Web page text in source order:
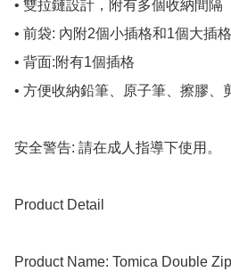
• 雙拉鏈設計，附有多個收納間隔
• 前袋: 內附2個小插格和1個大插格
• 背面:附有1個插格
• 方便收納鉛筆、原子筆、擦膠、
安全警告: 請在成人指導下使用。
Product Detail
Product Name: Tomica Double